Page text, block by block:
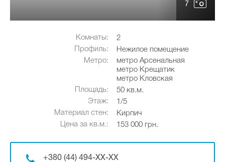
7
Комнаты:
2
Профиль:
Нежилое помещение
Метро:
метро Арсенальная
метро Крещатик
метро Кловская
Площадь:
50 кв.м.
Этаж:
1/5
Материал стен:
Кирпич
Цена за кв.м.:
153 000 грн.
+380 (44) 494-XX-XX